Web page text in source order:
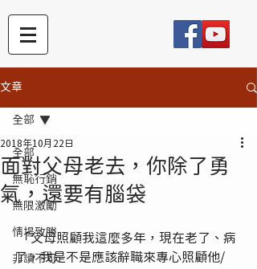
文章
全部
無恥行銷
無限激勵
情場致勝
非讀不可
全部
面對父母老去，你除了勇
氣，還要有腦袋
2018年10月22日
「父母照顧我這麼多年，現在老了、病
了，我是不是應該辭職來專心照顧他/